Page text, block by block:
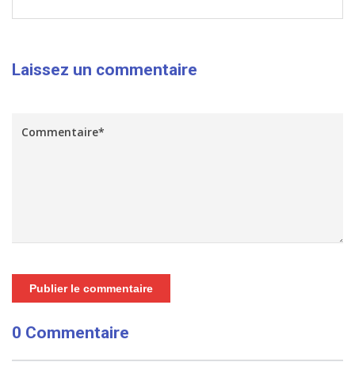
Laissez un commentaire
Publier le commentaire
0 Commentaire